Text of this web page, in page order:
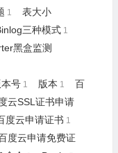
1 表大小
三种模式 1
黑盒监测
号 1 版本 1
百
云SSL证书申请
度云申请证书 1
度云申请免费证